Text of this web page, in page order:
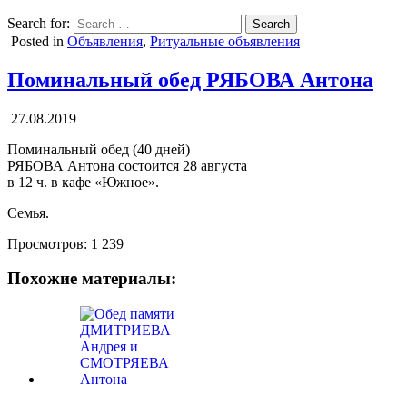
Search for:
Posted in Объявления, Ритуальные объявления
Поминальный обед РЯБОВА Антона
27.08.2019
Поминальный обед (40 дней)
РЯБОВА Антона состоится 28 августа
в 12 ч. в кафе «Южное».
Семья.
Просмотров: 1 239
Похожие материалы: